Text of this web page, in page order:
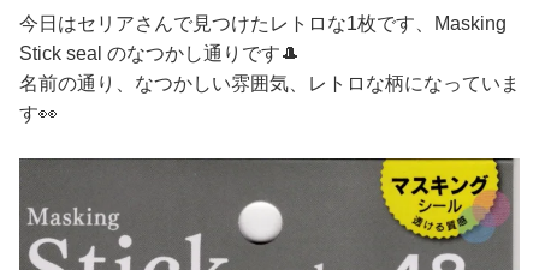
今日はセリアさんで見つけたレトロな1枚です、Masking
Stick seal のなつかし通りです🎩
名前の通り、なつかしい雰囲気、レトロな柄になっていま
す👀